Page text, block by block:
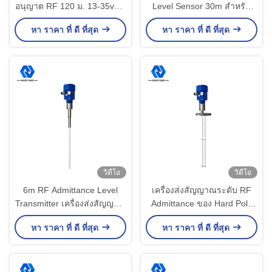
อนุญาต RF 120 ม. 13-35vDC
เซ็นเซอร์ระดับการรับเข้า
ประเภท
หา ราคา ที่ ดี ที่สุด
Level Sensor 30m สำหรับ
ฉนวนกันความร้อนสูงพิเศษ
Solid
หา ราคา ที่ ดี ที่สุด
วิดีโอ
6m RF Admittance Level
Transmitter เครื่องส่งสัญญาณ
ระดับ Rod Type ตัวส่ง
สัญญาณ Hard Insulating
หา ราคา ที่ ดี ที่สุด
วิดีโอ
เครื่องส่งสัญญาณระดับ RF
Admittance ของ Hard Pole
2.5MPa RF Point Level
Sensor
หา ราคา ที่ ดี ที่สุด